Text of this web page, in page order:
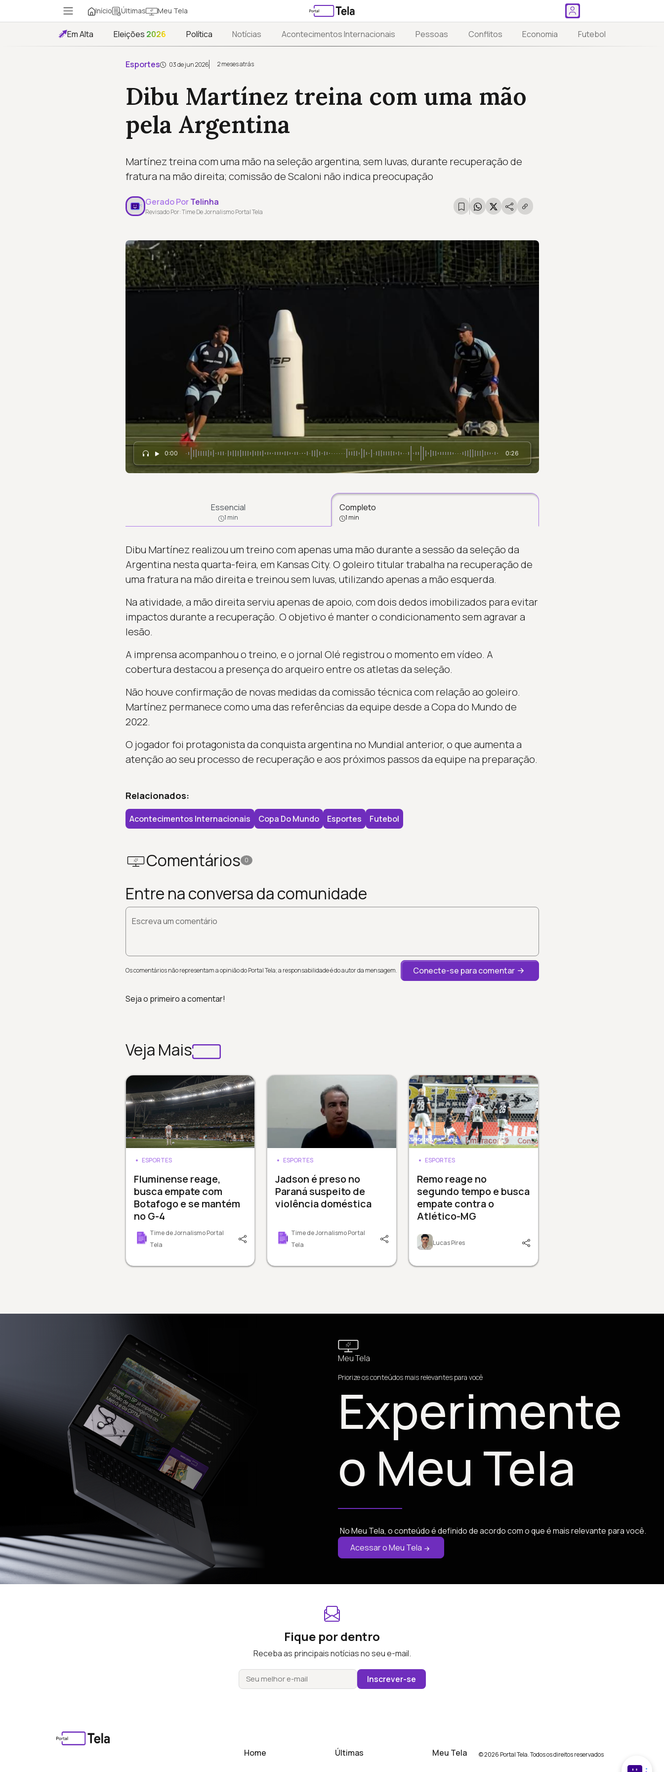
Início Últimas Meu Tela
Em Alta Eleições 2026 Política Notícias Acontecimentos Internacionais Pessoas Conflitos Economia Futebol
Esportes 03 de jun 2026 2 meses atrás
Dibu Martínez treina com uma mão
pela Argentina
Martínez treina com uma mão na seleção argentina, sem luvas, durante recuperação de
fratura na mão direita; comissão de Scaloni não indica preocupação
Gerado PorTelinha
Revisado Por: Time De Jornalismo Portal Tela
0:00 0:26
Essencial
1 min
Completo
1 min
Dibu Martínez realizou um treino com apenas uma mão durante a sessão da seleção da
Argentina nesta quarta-feira, em Kansas City. O goleiro titular trabalha na recuperação de
uma fratura na mão direita e treinou sem luvas, utilizando apenas a mão esquerda.
Na atividade, a mão direita serviu apenas de apoio, com dois dedos imobilizados para evitar
impactos durante a recuperação. O objetivo é manter o condicionamento sem agravar a
lesão.
A imprensa acompanhou o treino, e o jornal Olé registrou o momento em vídeo. A
cobertura destacou a presença do arqueiro entre os atletas da seleção.
Não houve confirmação de novas medidas da comissão técnica com relação ao goleiro.
Martínez permanece como uma das referências da equipe desde a Copa do Mundo de
2022.
O jogador foi protagonista da conquista argentina no Mundial anterior, o que aumenta a
atenção ao seu processo de recuperação e aos próximos passos da equipe na preparação.
Relacionados:
Acontecimentos Internacionais Copa Do Mundo Esportes Futebol
Comentários 0
Entre na conversa da comunidade
Escreva um comentário
Os comentários não representam a opinião do Portal Tela; a responsabilidade é do autor da mensagem. Conecte-se para comentar
Seja o primeiro a comentar!
Veja Mais
ESPORTES
Fluminense reage,
busca empate com
Botafogo e se mantém
no G-4
Time de Jornalismo Portal
Tela
ESPORTES
Jadson é preso no
Paraná suspeito de
violência doméstica
Time de Jornalismo Portal
Tela
ESPORTES
Remo reage no
segundo tempo e busca
empate contra o
Atlético-MG
Lucas Pires
Meu Tela
Priorize os conteúdos mais relevantes para você
Experimente
o Meu Tela
No Meu Tela, o conteúdo é definido de acordo com o que é mais relevante para você.
Acessar o Meu Tela
Fique por dentro
Receba as principais notícias no seu e-mail.
Inscrever-se
Home Últimas Meu Tela © 2026 Portal Tela. Todos os direitos reservados